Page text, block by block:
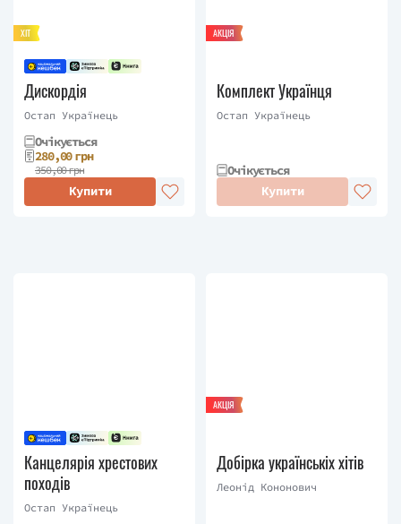
ХІТ
Дискордія
Остап Українець
Очікується
280,00 грн
350,00 грн
Купити
АКЦІЯ
Комплект Українця
Остап Українець
Очікується
Купити
Канцелярія хрестових
походів
Остап Українець
АКЦІЯ
Добірка українськіх хітів
Леонід Кононович